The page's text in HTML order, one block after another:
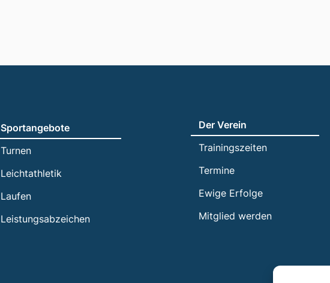
Sportangebote
Turnen
Leichtathletik
Laufen
Leistungsabzeichen
Der Verein
Trainingszeiten
Termine
Ewige Erfolge
Mitglied werden